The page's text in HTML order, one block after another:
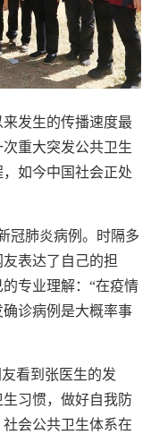
发生的传播速度最
重大突发公共卫生
如今中国社会正处
冠肺炎病例。时隔多
表达了自己的担
专业理解：“在疫情
诊病例是大概率事
看到张医生的发
习惯，做好自我防
会公共卫生体系在